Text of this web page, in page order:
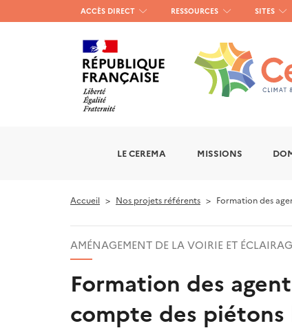
Menu
haut
gauche
ACCÈS DIRECT RESSOURCES SITES
LE CEREMA MISSIONS
Accueil Nos projets référents Formation des
AMÉNAGEMENT DE LA VOIRIE ET
Formation des
compte des